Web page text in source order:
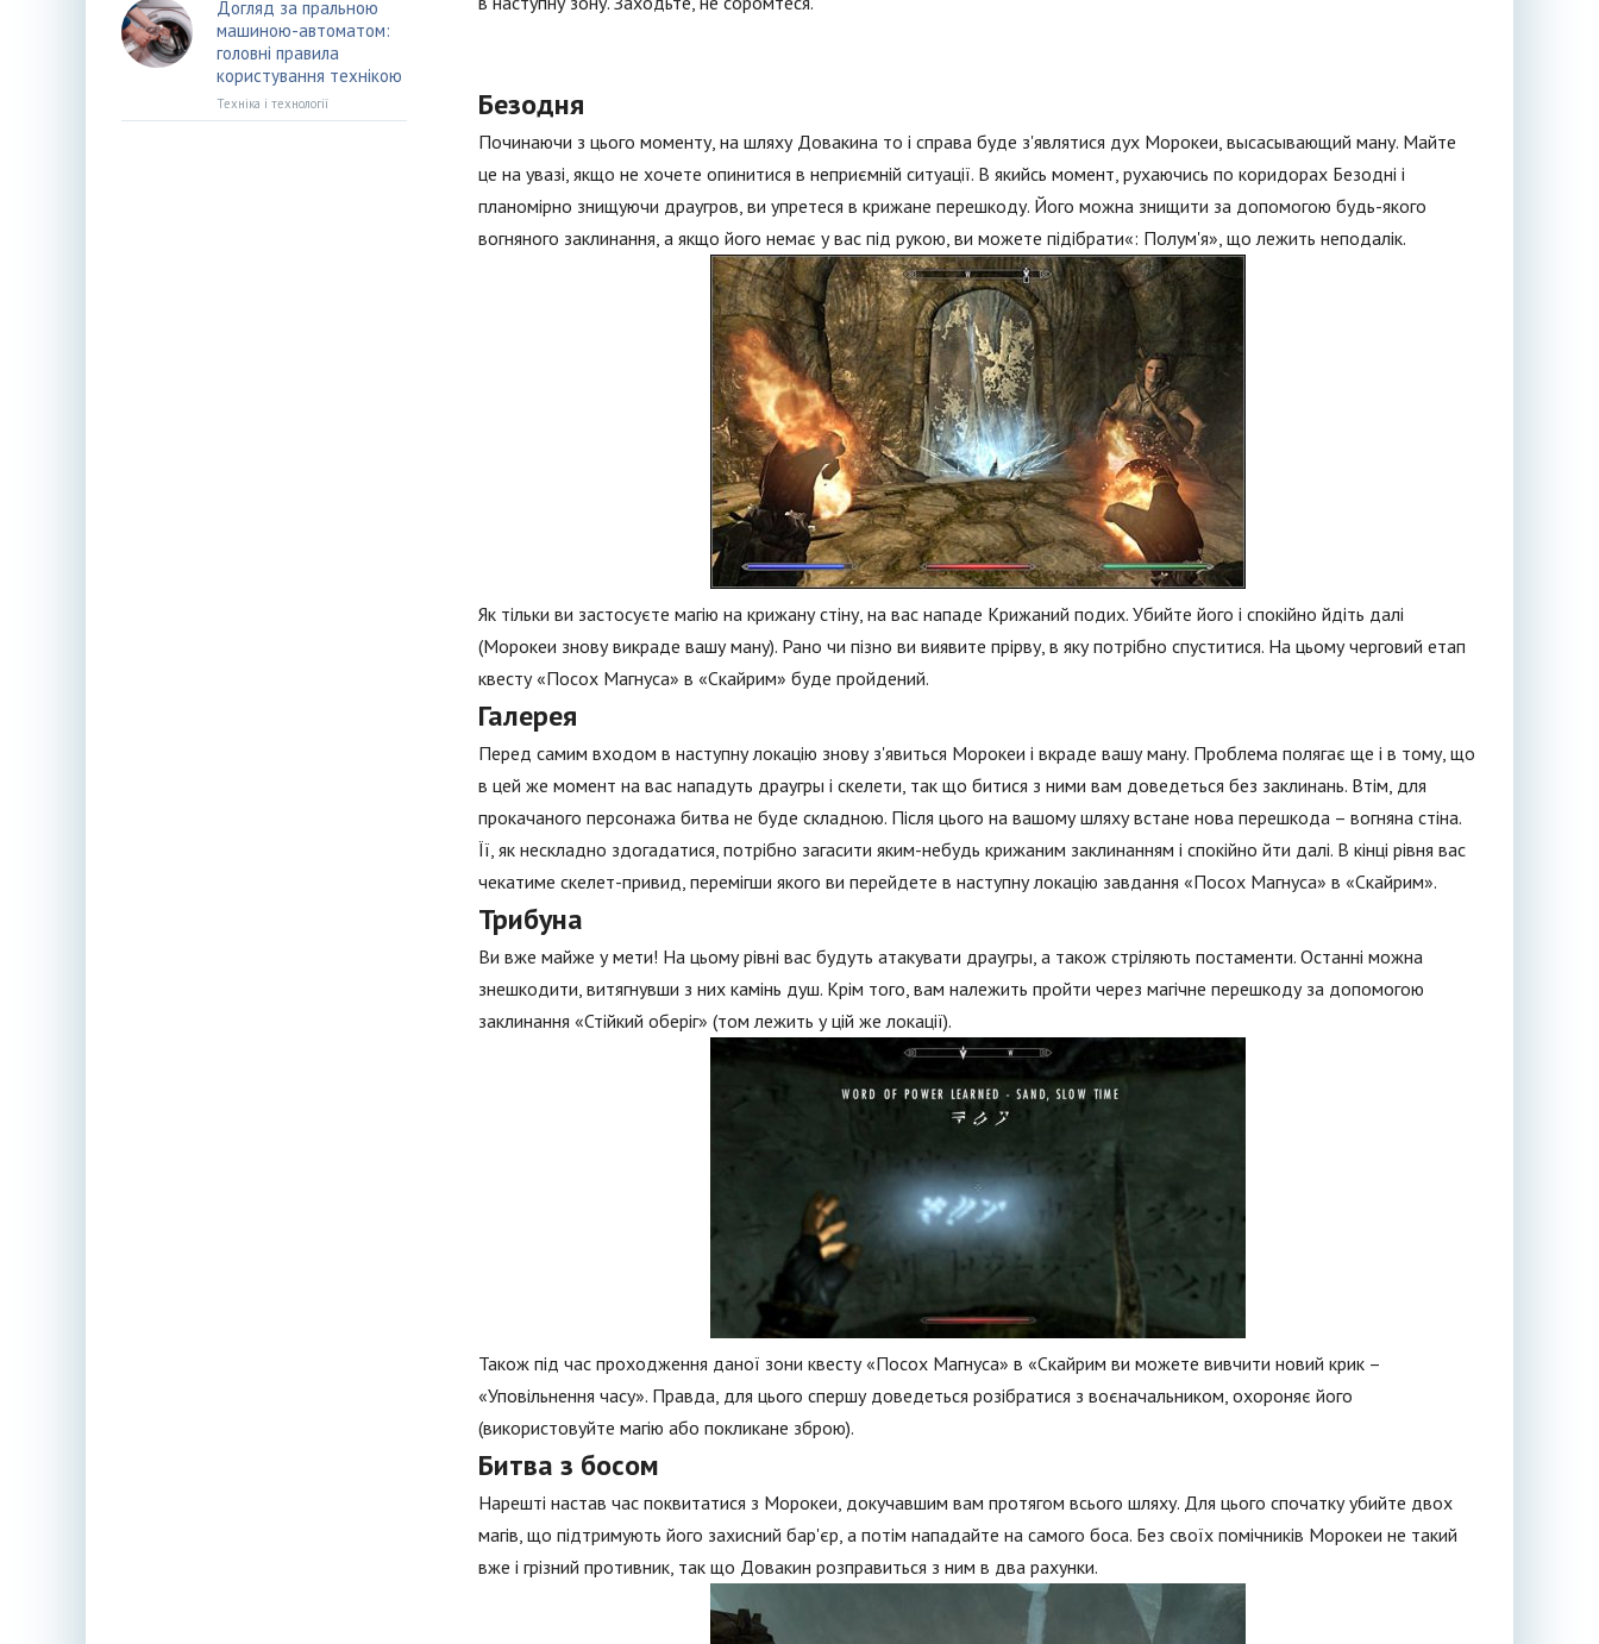
Безодня
Починаючи з цього моменту, на шляху Довакина то і справа буде з'являтися дух Морокеи, высасывающий ману. Майте
це на увазі, якщо не хочете опинитися в неприємній ситуації. В якийсь момент, рухаючись по коридорах Безодні і
планомірно знищуючи драугров, ви упретеся в крижане перешкоду. Його можна знищити за допомогою будь-якого
вогняного заклинання, а якщо його немає у вас під рукою, ви можете підібрати«: Полум'я», що лежить неподалік.
Як тільки ви застосуєте магію на крижану стіну, на вас нападе Крижаний подих. Убийте його і спокійно йдіть далі
(Морокеи знову викраде вашу ману). Рано чи пізно ви виявите прірву, в яку потрібно спуститися. На цьому черговий етап
квесту «Посох Магнуса» в «Скайрим» буде пройдений.
Галерея
Перед самим входом в наступну локацію знову з'явиться Морокеи і вкраде вашу ману. Проблема полягає ще і в тому, що
в цей же момент на вас нападуть драугры і скелети, так що битися з ними вам доведеться без заклинань. Втім, для
прокачаного персонажа битва не буде складною. Після цього на вашому шляху встане нова перешкода – вогняна стіна.
Її, як нескладно здогадатися, потрібно загасити яким-небудь крижаним заклинанням і спокійно йти далі. В кінці рівня вас
чекатиме скелет-привид, перемігши якого ви перейдете в наступну локацію завдання «Посох Магнуса» в «Скайрим».
Трибуна
Ви вже майже у мети! На цьому рівні вас будуть атакувати драугры, а також стріляють постаменти. Останні можна
знешкодити, витягнувши з них камінь душ. Крім того, вам належить пройти через магічне перешкоду за допомогою
заклинання «Стійкий оберіг» (том лежить у цій же локації).
Також під час проходження даної зони квесту «Посох Магнуса» в «Скайрим ви можете вивчити новий крик –
«Уповільнення часу». Правда, для цього спершу доведеться розібратися з воєначальником, охороняє його
(використовуйте магію або покликане зброю).
Битва з босом
Нарешті настав час поквитатися з Морокеи, докучавшим вам протягом всього шляху. Для цього спочатку убийте двох
магів, що підтримують його захисний бар'єр, а потім нападайте на самого боса. Без своїх помічників Морокеи не такий
вже і грізний противник, так що Довакин розправиться з ним в два рахунки.
Догляд за пральною
машиною-автоматом:
головні правила
користування технікою
Техніка і технології